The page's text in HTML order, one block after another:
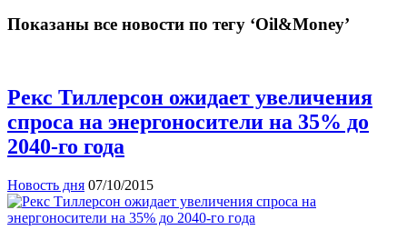
Показаны все новости по тегу ‘Oil&Money’
Рекс Тиллерсон ожидает увеличения
спроса на энергоносители на 35% до
2040-го года
Новость дня 07/10/2015